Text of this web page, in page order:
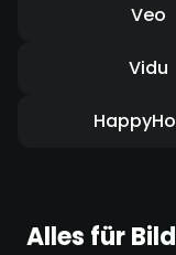
Veo
Vidu
Alles für